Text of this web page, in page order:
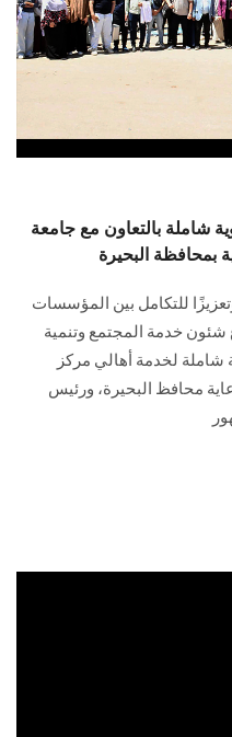
الطلاب
هيئة التدريس
الزائـرون
شاملة بالتعاون مع جامعة
بمحافظة البحيرة
للتكامل بين المؤسسات
شئون خدمة المجتمع وتنمية
شاملة لخدمة أهالي مركز
محافظ البحيرة، ورئيس